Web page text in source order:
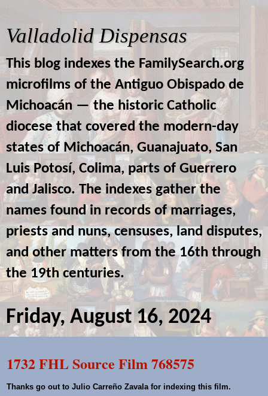
Valladolid Dispensas
This blog indexes the FamilySearch.org
microfilms of the Antiguo Obispado de
Michoacán — the historic Catholic
diocese that covered the modern-day
states of Michoacán, Guanajuato, San
Luis Potosí, Colima, parts of Guerrero
and Jalisco. The indexes gather the
names found in records of marriages,
priests and nuns, censuses, land disputes,
and other matters from the 16th through
the 19th centuries.
Friday, August 16, 2024
1732 FHL Source Film 768575
Thanks go out to Julio Carreño Zavala for indexing this film.